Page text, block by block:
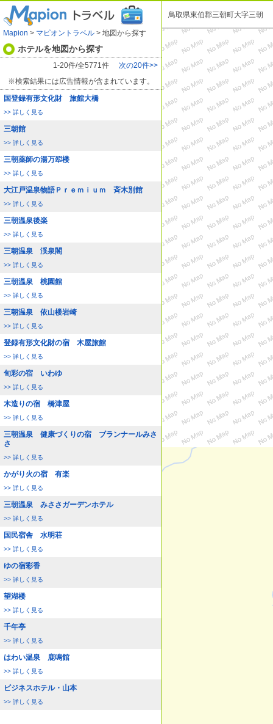
Mapion > マピオントラベル > 地図から探す
ホテルを地図から探す
1-20件/全5771件
次の20件>>
※検索結果には広告情報が含まれています。
国登録有形文化財 旅館大橋
>> 詳しく見る
三朝館
>> 詳しく見る
三朝薬師の湯万翆楼
>> 詳しく見る
大江戸温泉物語Ｐｒｅｍｉｕｍ 斉木別館
>> 詳しく見る
三朝温泉後楽
>> 詳しく見る
三朝温泉 渓泉閣
>> 詳しく見る
三朝温泉 桃園館
>> 詳しく見る
三朝温泉 依山楼岩崎
>> 詳しく見る
登録有形文化財の宿 木屋旅館
>> 詳しく見る
旬彩の宿 いわゆ
>> 詳しく見る
木造りの宿 橋津屋
>> 詳しく見る
三朝温泉 健康づくりの宿 ブランナールみさ
さ
>> 詳しく見る
かがり火の宿 有楽
>> 詳しく見る
三朝温泉 みささガーデンホテル
>> 詳しく見る
国民宿舎 水明荘
>> 詳しく見る
ゆの宿彩香
>> 詳しく見る
望湖楼
>> 詳しく見る
千年亭
>> 詳しく見る
はわい温泉 鹿鳴館
>> 詳しく見る
ビジネスホテル・山本
>> 詳しく見る
鳥取県東伯郡三朝町大字三朝